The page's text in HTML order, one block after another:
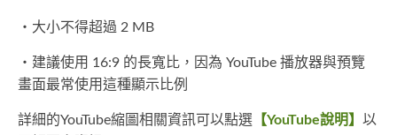
・大小不得超過 2 MB
・建議使用 16:9 的長寬比，因為 YouTube 播放器與預覽
畫面最常使用這種顯示比例
詳細的YouTube縮圖相關資訊可以點選 【YouTube說明】 以